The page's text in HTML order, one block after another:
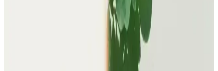
Kadın pembe montlar, çeşitli modelleri ve fiyat seçenekleriyle
stilinizi yansıtan şık ve enerjik parçalar sunar. Günlük ve özel
kombinasyonlar için ideal seçimler burada.
Pembe Kadın Montlar: Moda ve Konforu Bir Arada